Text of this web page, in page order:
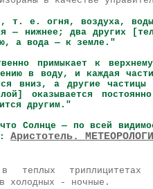
т. е. огня, воздуха, воды
— нижнее; два других
а вода — к земле."
примыкает к
в воду, и каждая
вниз, а другие
оказывается
другим."
Солнце — по всей
Аристотель.
в теплых
холодных - ночные.